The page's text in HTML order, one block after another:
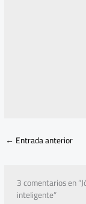
← Entrada anterior
3 comentarios en
inteligente”